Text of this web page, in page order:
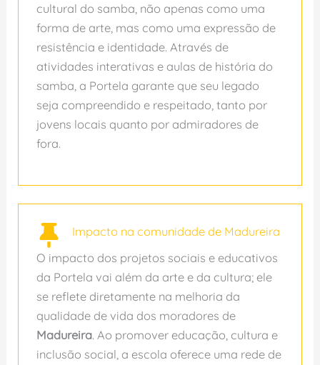
cultural do samba, não apenas como uma
forma de arte, mas como uma expressão de
resistência e identidade. Através de
atividades interativas e aulas de história do
samba, a Portela garante que seu legado
seja compreendido e respeitado, tanto por
jovens locais quanto por admiradores de
fora.
Impacto na comunidade de Madureira
O impacto dos projetos sociais e educativos
da Portela vai além da arte e da cultura; ele
se reflete diretamente na melhoria da
qualidade de vida dos moradores de
Madureira. Ao promover educação, cultura e
inclusão social, a escola oferece uma rede de